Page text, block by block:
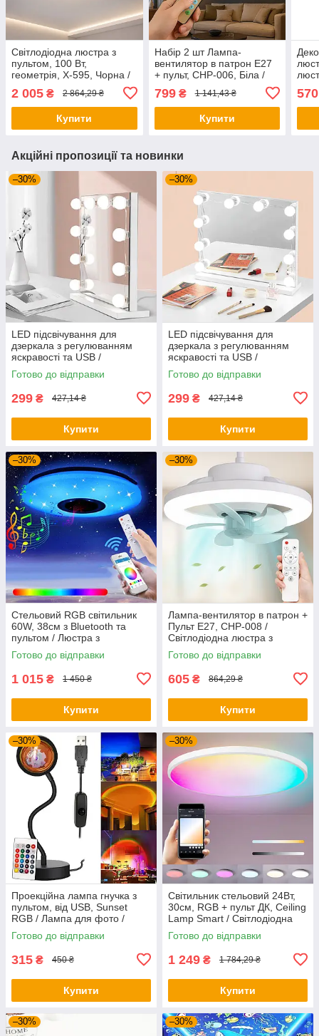
Світлодіодна люстра з
пультом, 100 Вт,
геометрія, X-595, Чорна /
люстра стельова /
Світильник в зал
2 005 ₴ 2 864,29 ₴
Купити
Набір 2 шт Лампа-
вентилятор в патрон Е27
+ пульт, CHP-006, Біла /
вентилятором / Стельовий
лед вентилятор
799₴ 1 141,43 ₴
Купити
570
Акційні пропозиції та новинки
–30%
LED підсвічування для
дзеркала з регулюванням
яскравості та USB /
Світлодіодні лампочки 10 шт
для гримерного дзеркала
Готово до відправки
299 ₴ 427,14 ₴
Купити
–30%
LED підсвічування для
дзеркала з регулюванням
яскравості та USB /
Світлодіодні лампочки 10 шт
для гримерного дзеркала
Готово до відправки
299 ₴ 427,14 ₴
Купити
–30%
Стельовий RGB світильник
60W, 38см з Bluetooth та
пультом / Люстра з
регулюванням яскравості /
Світлодіодна лампа
Готово до відправки
1 015 ₴ 1 450 ₴
Купити
–30%
Лампа-вентилятор в патрон +
Пульт E27, CHP-008 /
Світлодіодна люстра з
вентилятором / Лід люстра
стельова
Готово до відправки
605 ₴ 864,29 ₴
Купити
–30%
Проекційна лампа гнучка з
пультом, від USB, Sunset
RGB / Лампа для фото /
Лампа-захід сонця
Готово до відправки
315 ₴ 450 ₴
Купити
–30%
Світильник стельовий 24Вт,
30см, RGB + пульт ДК, Ceiling
Lamp Smart / Світлодіодна
LED люстра
Готово до відправки
1 249 ₴ 1 784,29 ₴
Купити
–30% –30%